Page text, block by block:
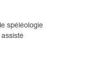
spéléologie